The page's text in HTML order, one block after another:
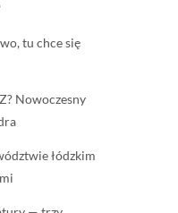
tu chce się
Nowoczesny
łódzkim